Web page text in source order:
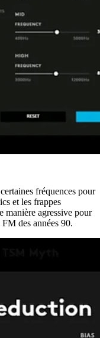
fréquences pour
et les frappes
manière agressive pour
des années 90.